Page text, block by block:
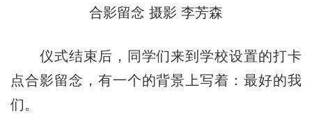
合影留念 摄影 李芳森
仪式结束后，同学们来到学校设置的打卡
点合影留念，有一个的背景上写着：最好的我
们。